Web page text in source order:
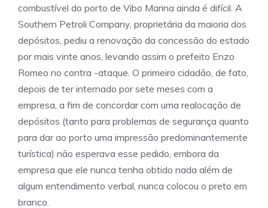
combustível do porto de Vibo Marina ainda é difícil. A
Southern Petroli Company, proprietária da maioria dos
depósitos, pediu a renovação da concessão do estado
por mais vinte anos, levando assim o prefeito Enzo
Romeo no contra -ataque. O primeiro cidadão, de fato,
depois de ter internado por sete meses com a
empresa, a fim de concordar com uma realocação de
depósitos (tanto para problemas de segurança quanto
para dar ao porto uma impressão predominantemente
turística) não esperava esse pedido, embora da
empresa que ele nunca tenha obtido nada além de
algum entendimento verbal, nunca colocou o preto em
branco.